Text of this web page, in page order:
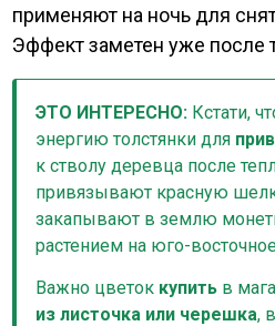
применяют на ночь для
Эффект заметен уже после
ЭТО ИНТЕРЕСНО:Кстати,
энергию толстянки для
к стволу деревца после
привязывают красную
закапывают в землю
растением на юго-
Важно цветок купитьв
из листочка или черешка,